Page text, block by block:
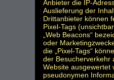
Anbieter die IP-
Auslieferung der
Drittanbieter können
Pixel-Tags
„Web Beacons“
oder
die „Pixel-Tags“
der Besucherverkehr
Website ausgewertet
pseudonymen